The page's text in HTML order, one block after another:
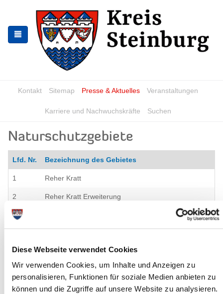
Diese Webseite verwendet Cookies
Wir verwenden Cookies, um Inhalte und Anzeigen zu
personalisieren, Funktionen für soziale Medien anbieten zu
können und die Zugriffe auf unsere Website zu analysieren.
the
navigation
the
content
Kontakt Sitemap Presse & Aktuelles Veranstaltungen
Karriere und Nachwuchskräfte Suchen
Naturschutzgebiete
Lfd. Nr. Bezeichnung des Gebietes
1 Reher Kratt
2 Reher Kratt Erweiterung
3
5 Baggersee Hohenfelde
6 Pagensand (nur teilweise im Kreisgebiet, hauptsächlich
7 Baggerkuhle Gribbohm